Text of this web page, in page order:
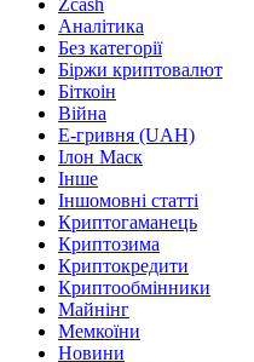
Аналітика
Без категорії
Біржи криптовалют
Біткоін
Війна
Е-гривня (UAH)
Ілон Маск
Інше
Іншомовні статті
Криптогаманець
Криптозима
Криптокредити
Криптообмінники
Майнінг
Мемкоїни
Новини